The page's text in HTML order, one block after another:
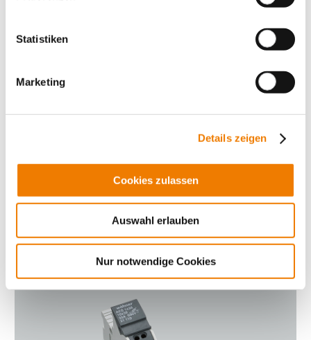
Statistiken
Marketing
Details zeigen
Cookies zulassen
Auswahl erlauben
Nur notwendige Cookies
NH-Sicherungshalter
Produktauswahl